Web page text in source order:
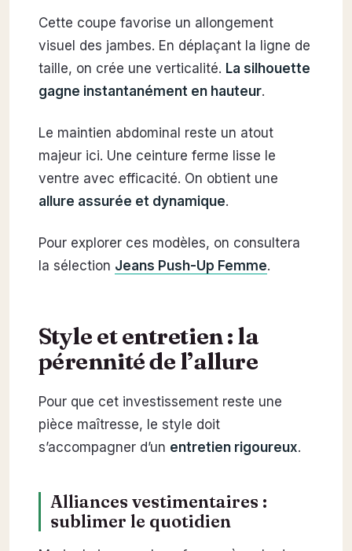
Cette coupe favorise un allongement
visuel des jambes. En déplaçant la ligne de
taille, on crée une verticalité. La silhouette
gagne instantanément en hauteur.
Le maintien abdominal reste un atout
majeur ici. Une ceinture ferme lisse le
ventre avec efficacité. On obtient une
allure assurée et dynamique.
Pour explorer ces modèles, on consultera
la sélection Jeans Push-Up Femme.
Style et entretien : la
pérennité de l’allure
Pour que cet investissement reste une
pièce maîtresse, le style doit
s’accompagner d’un entretien rigoureux.
Alliances vestimentaires :
sublimer le quotidien